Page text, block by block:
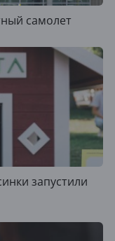
самолет
запустили